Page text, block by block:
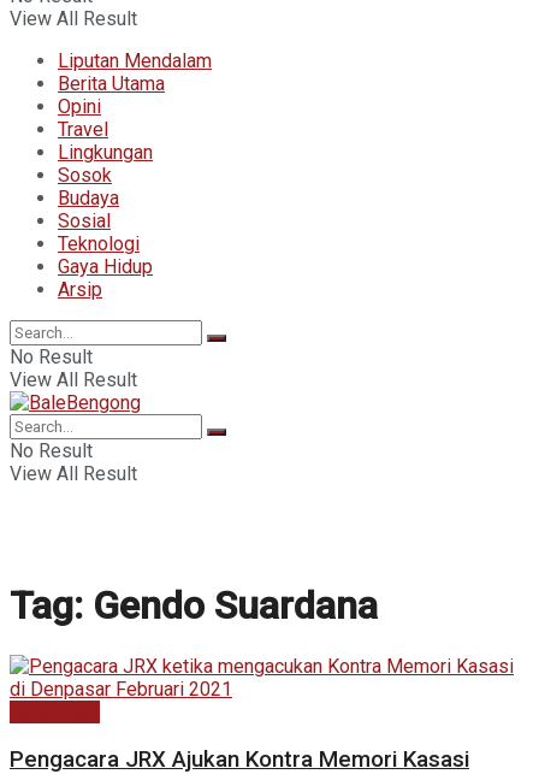
View All Result
Liputan Mendalam
Berita Utama
Opini
Travel
Lingkungan
Sosok
Budaya
Sosial
Teknologi
Gaya Hidup
Arsip
No Result
View All Result
No Result
View All Result
Tag: Gendo Suardana
Pengacara JRX Ajukan Kontra Memori Kasasi